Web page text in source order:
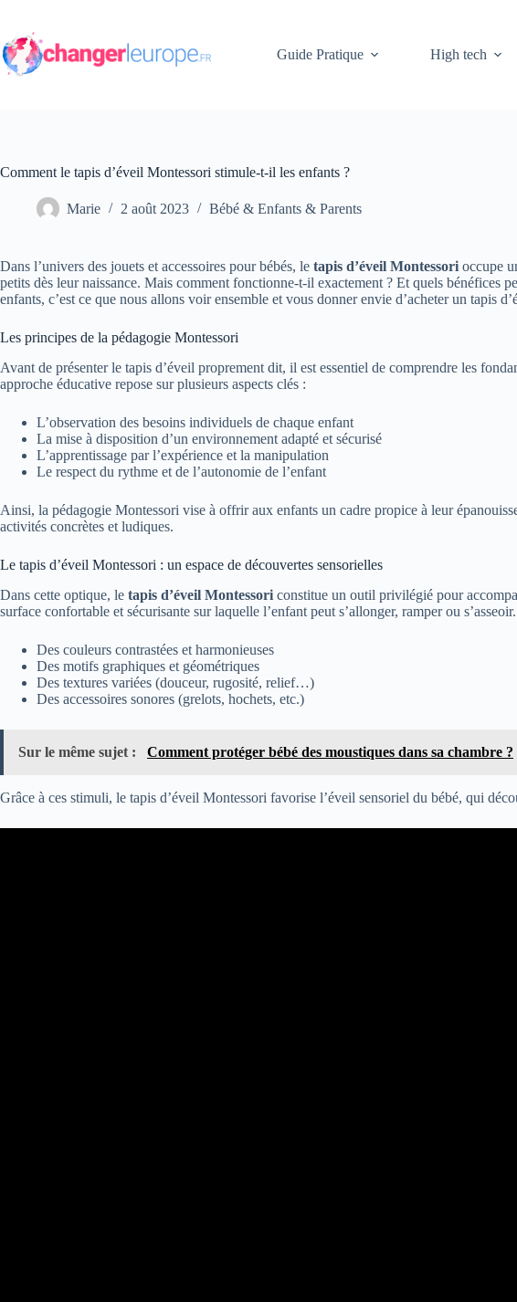
contenu
Guide Pratique
High tech
Comment le tapis d’éveil Montessori stimule-t-il les enfants ?
Marie 2 août 2023 Bébé & Enfants & Parents
Dans l’univers des jouets et accessoires pour bébés, le tapis d’éveil Montessori occupe
petits dès leur naissance. Mais comment fonctionne-t-il exactement ? Et quels bénéfices
enfants, c’est ce que nous allons voir ensemble et vous donner envie d’acheter un tapis
Les principes de la pédagogie Montessori
Avant de présenter le tapis d’éveil proprement dit, il est essentiel de comprendre les
approche éducative repose sur plusieurs aspects clés :
L’observation des besoins individuels de chaque enfant
La mise à disposition d’un environnement adapté et sécurisé
L’apprentissage par l’expérience et la manipulation
Le respect du rythme et de l’autonomie de l’enfant
Ainsi, la pédagogie Montessori vise à offrir aux enfants un cadre propice à leur
activités concrètes et ludiques.
Le tapis d’éveil Montessori : un espace de découvertes sensorielles
Dans cette optique, le tapis d’éveil Montessori constitue un outil privilégié pour
surface confortable et sécurisante sur laquelle l’enfant peut s’allonger, ramper ou
Des couleurs contrastées et harmonieuses
Des motifs graphiques et géométriques
Des textures variées (douceur, rugosité, relief…)
Des accessoires sonores (grelots, hochets, etc.)
Sur le même sujet : Comment protéger bébé des moustiques dans sa chambre ?
Grâce à ces stimuli, le tapis d’éveil Montessori favorise l’éveil sensoriel du bébé, qui